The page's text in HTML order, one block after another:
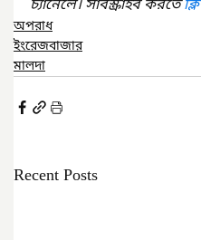
চ্যানেলে। সাবস্ক্রাইব করতে
অপরাধ
ইংরেজবাজার
মালদা
Recent Posts